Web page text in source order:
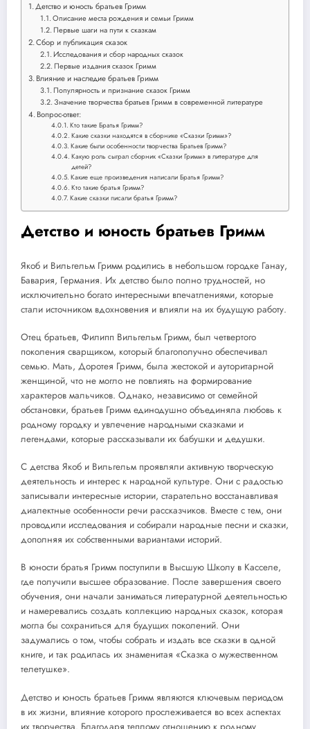
Детство и юность братьев Гримм
Описание места рождения и семьи Гримм
Первые шаги на пути к сказкам
Сбор и публикация сказок
Исследования и сбор народных сказок
Первые издания сказок Гримм
Влияние и наследие братьев Гримм
Популярность и признание сказок Гримм
Значение творчества братьев Гримм в современной литературе
Вопрос-ответ:
Кто такие Братья Гримм?
Какие сказки находятся в сборнике «Сказки Гримм»?
Какие были особенности творчества Братьев Гримм?
Какую роль сыграл сборник «Сказки Гримм» в литературе для
детей?
Какие еще произведения написали Братья Гримм?
Кто такие братья Гримм?
Какие сказки писали братья Гримм?
Детство и юность братьев Гримм
Якоб и Вильгельм Гримм родились в небольшом городке Ганау,
Бавария, Германия. Их детство было полно трудностей, но
исключительно богато интересными впечатлениями, которые
стали источником вдохновения и влияли на их будущую работу.
Отец братьев, Филипп Вильгельм Гримм, был четвертого
поколения сварщиком, который благополучно обеспечивал
семью. Мать, Доротея Гримм, была жестокой и ауторитарной
женщиной, что не могло не повлиять на формирование
характеров мальчиков. Однако, независимо от семейной
обстановки, братьев Гримм единодушно объединяла любовь к
родному городку и увлечение народными сказками и
легендами, которые рассказывали их бабушки и дедушки.
С детства Якоб и Вильгельм проявляли активную творческую
деятельность и интерес к народной культуре. Они с радостью
записывали интересные истории, старательно восстанавливая
диалектные особенности речи рассказчиков. Вместе с тем, они
проводили исследования и собирали народные песни и сказки,
дополняя их собственными вариантами историй.
В юности братья Гримм поступили в Высшую Школу в Касселе,
где получили высшее образование. После завершения своего
обучения, они начали заниматься литературной деятельностью
и намеревались создать коллекцию народных сказок, которая
могла бы сохраниться для будущих поколений. Они
задумались о том, чтобы собрать и издать все сказки в одной
книге, и так родилась их знаменитая «Сказка о мужественном
телетушке».
Детство и юность братьев Гримм являются ключевым периодом
в их жизни, влияние которого прослеживается во всех аспектах
их творчества. Благодаря теплому отношению к родному